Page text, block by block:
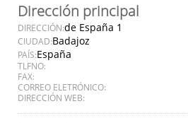
Dirección principal
DIRECCIÓN:de España 1
CIUDAD:Badajoz
PAÍS:España
TLFNO:
FAX:
CORREO ELETRÓNICO:
DIRECCIÓN WEB: